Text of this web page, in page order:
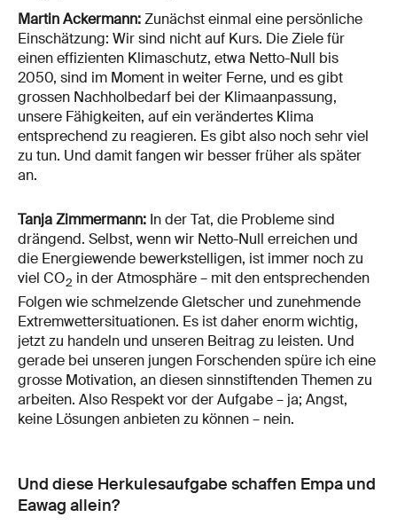
Martin Ackermann:Zunächst einmal eine persönliche
Einschätzung: Wir sind nicht auf Kurs. Die Ziele für
einen effizienten Klimaschutz, etwa Netto-Null bis
2050, sind im Moment in weiter Ferne, und es gibt
grossen Nachholbedarf bei der Klimaanpassung,
unsere Fähigkeiten, auf ein verändertes Klima
entsprechend zu reagieren. Es gibt also noch sehr viel
zu tun. Und damit fangen wir besser früher als später
an.
Tanja Zimmermann: In der Tat, die Probleme sind
drängend. Selbst, wenn wir Netto-Null erreichen und
die Energiewende bewerkstelligen, ist immer noch zu
viel CO2 in der Atmosphäre – mit den entsprechenden
Folgen wie schmelzende Gletscher und zunehmende
Extremwettersituationen. Es ist daher enorm wichtig,
jetzt zu handeln und unseren Beitrag zu leisten. Und
gerade bei unseren jungen Forschenden spüre ich eine
grosse Motivation, an diesen sinnstiftenden Themen zu
arbeiten. Also Respekt vor der Aufgabe – ja; Angst,
keine Lösungen anbieten zu können – nein.
Und diese Herkulesaufgabe schaffen Empa und
Eawag allein?